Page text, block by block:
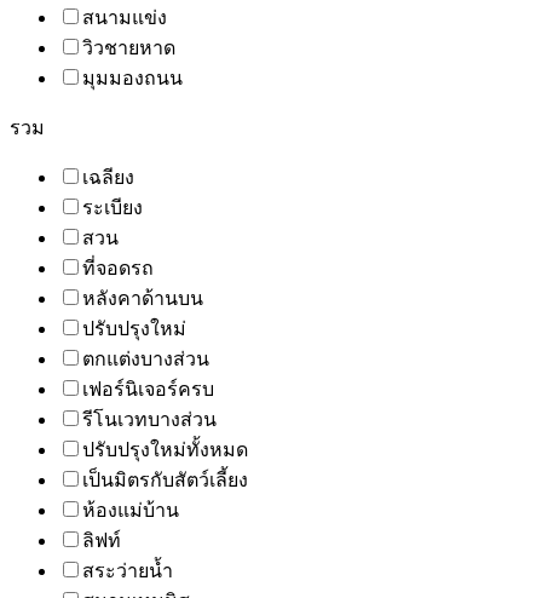
สนามแข่ง
วิวชายหาด
มุมมองถนน
รวม
เฉลียง
ระเบียง
สวน
ที่จอดรถ
หลังคาด้านบน
ปรับปรุงใหม่
ตกแต่งบางส่วน
เฟอร์นิเจอร์ครบ
รีโนเวทบางส่วน
ปรับปรุงใหม่ทั้งหมด
เป็นมิตรกับสัตว์เลี้ยง
ห้องแม่บ้าน
ลิฟท์
สระว่ายน้ำ